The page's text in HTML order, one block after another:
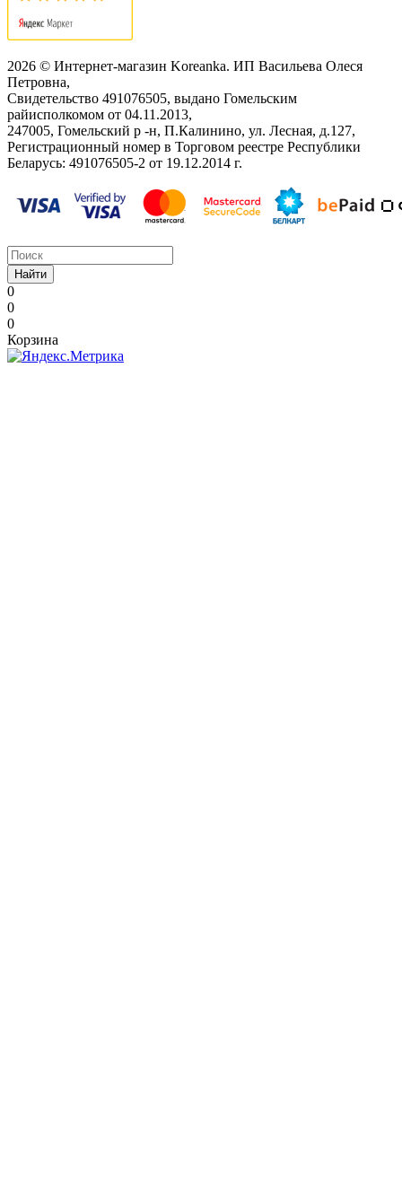
2026 © Интернет-магазин Koreanka. ИП Васильева Олеся
Петровна,
Свидетельство ‎491076505, выдано Гомельским
райисполкомом от 04.11.2013,
247005, Гомельский р -н, П.Калинино, ул. Лесная, д.127,
Регистрационный номер в Торговом реестре Республики
Беларусь: ‎491076505-2 от 19.12.2014 г.
Найти
0
0
0
Корзина